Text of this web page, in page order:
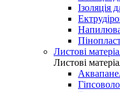
Ізоляція
Листові
Листові